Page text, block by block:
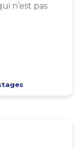
n’est pas